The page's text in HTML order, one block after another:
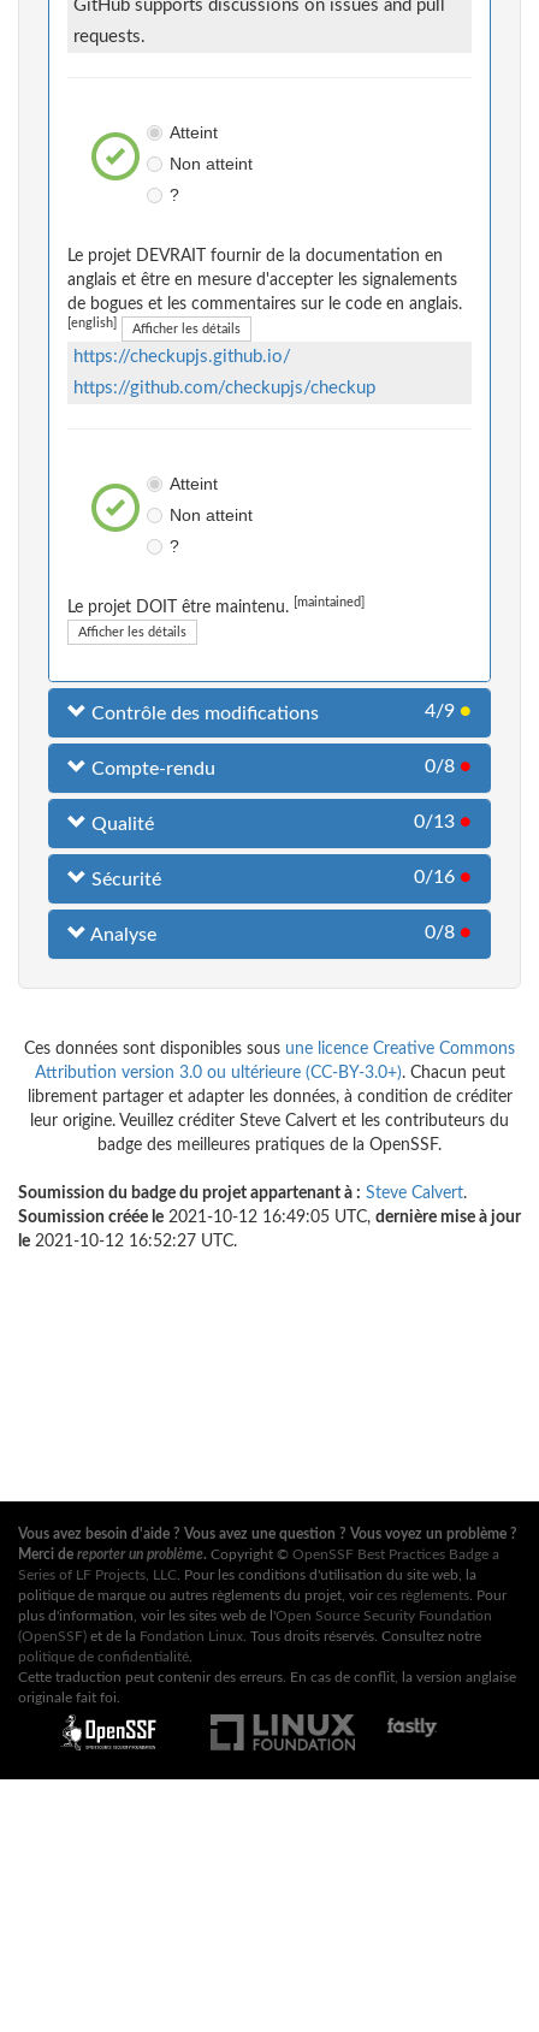
GitHub supports discussions on issues and pull
requests.
Atteint
Non atteint
?
Le projet DEVRAIT fournir de la documentation en
anglais et être en mesure d'accepter les signalements
de bogues et les commentaires sur le code en anglais.
[english] Afficher les détails
https://checkupjs.github.io/
https://github.com/checkupjs/checkup
Atteint
Non atteint
?
Le projet DOIT être maintenu. [maintained]
Afficher les détails
Contrôle des modifications 4/9 ●
Compte-rendu 0/8 ●
Qualité 0/13 ●
Sécurité 0/16 ●
Analyse 0/8 ●
Ces données sont disponibles sous une licence Creative Commons
Attribution version 3.0 ou ultérieure (CC-BY-3.0+). Chacun peut
librement partager et adapter les données, à condition de créditer
leur origine. Veuillez créditer Steve Calvert et les contributeurs du
badge des meilleures pratiques de la OpenSSF.
Soumission du badge du projet appartenant à : Steve Calvert.
Soumission créée le 2021-10-12 16:49:05 UTC, dernière mise à jour
le 2021-10-12 16:52:27 UTC.
Vous avez besoin d'aide ? Vous avez une question ? Vous voyez un problème ?
Merci de reporter un problème. Copyright © OpenSSF Best Practices Badge a
Series of LF Projects, LLC . Pour les conditions d'utilisation du site web, la
politique de marque ou autres règlements du projet, voir ces règlements . Pour
plus d'information, voir les sites web de l'Open Source Security Foundation
(OpenSSF) et de la Fondation Linux . Tous droits réservés. Consultez notre
politique de confidentialité
Cette traduction peut contenir des erreurs. En cas de conflit, la version anglaise
originale fait foi.